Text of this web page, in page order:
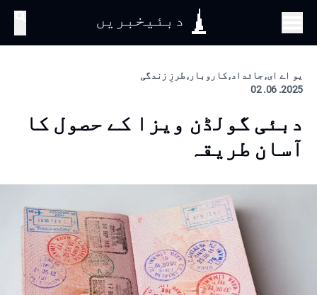
دبئیخبریں
یو اے ای, جائداد, کاروبار, طرزِ زندگی
2025. 06. 02
دبئی گولڈن ویزا کے حصول کا
آسان طریقہ